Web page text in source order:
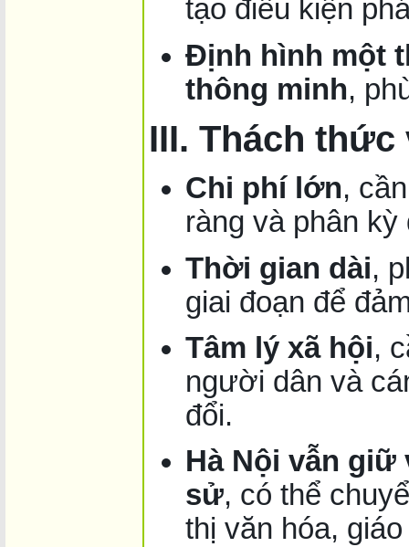
tạo điều kiện
Định hình một
thông minh,
III. Thách thức
Chi phí lớn,
ràng và phân
Thời gian dài,
giai đoạn để
Tâm lý xã hội,
người dân và
đổi.
Hà Nội vẫn
sử, có thể
thị văn hóa,